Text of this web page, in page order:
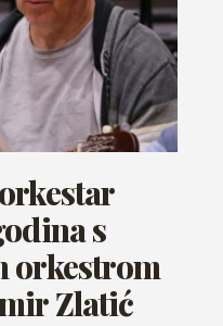
s
orkestrom
Zlatić